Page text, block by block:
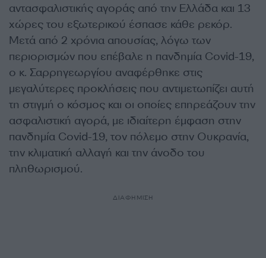
αντασφαλιστικής αγοράς από την Ελλάδα και 13
χώρες του εξωτερικού έσπασε κάθε ρεκόρ.
Μετά από 2 χρόνια απουσίας, λόγω των
περιορισμών που επέβαλε η πανδημία Covid-19,
ο κ. Σαρρηγεωργίου αναφέρθηκε στις
μεγαλύτερες προκλήσεις που αντιμετωπίζει αυτή
τη στιγμή ο κόσμος και οι οποίες επηρεάζουν την
ασφαλιστική αγορά, με ιδιαίτερη έμφαση στην
πανδημία Covid-19, τον πόλεμο στην Ουκρανία,
την κλιματική αλλαγή και την άνοδο του
πληθωρισμού.
ΔΙΑΦΗΜΙΣΗ